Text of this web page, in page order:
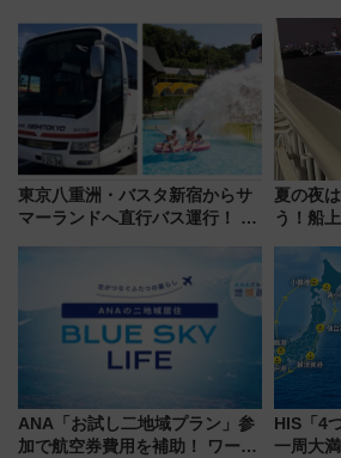
放的な
ーは9月
東京八重洲・バスタ新宿からサ
マーランドへ直行バス運行！ お
夏の夜
う！船
杯……工
ルメが
ANA「お試し二地域プラン」参
加で航空券費用を補助！ ワーケ
HIS「4
一周大